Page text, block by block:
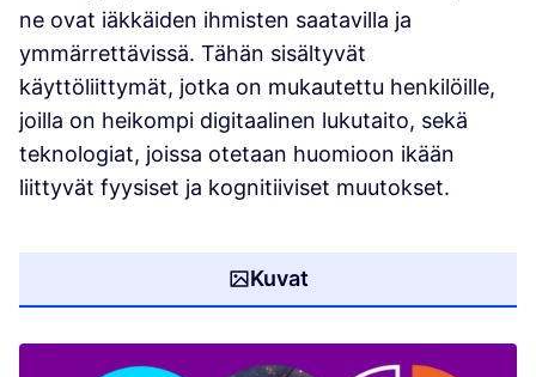
ne ovat iäkkäiden ihmisten saatavilla ja
ymmärrettävissä. Tähän sisältyvät
käyttöliittymät, jotka on mukautettu henkilöille,
joilla on heikompi digitaalinen lukutaito, sekä
teknologiat, joissa otetaan huomioon ikään
liittyvät fyysiset ja kognitiiviset muutokset.
Kuvat